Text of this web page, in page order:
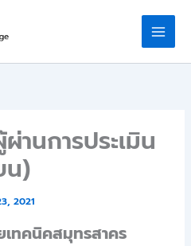
านการประเมิน
น)
2021
เทคนิคสมุทรสาคร